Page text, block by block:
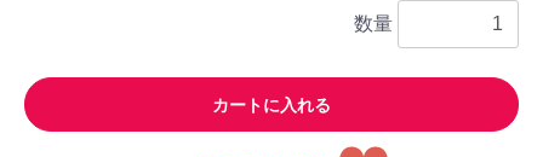
数量
カートに入れる